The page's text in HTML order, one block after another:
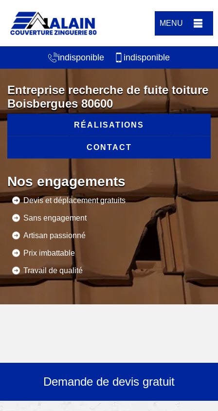
MENU
indisponible indisponible
Entreprise recherche de fuite toiture
Boisbergues 80600
RÉALISATIONS
CONTACT
Nos engagements
Devis et déplacement gratuits
Sans engagement
Artisan passionné
Prix imbattable
Travail de qualité
Demande de devis gratuit